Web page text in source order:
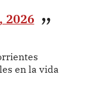
2026
en la vida